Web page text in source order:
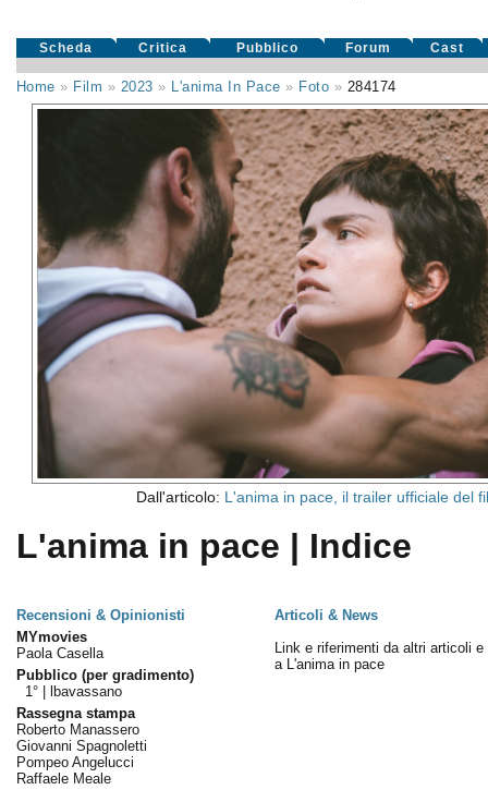
Scheda Critica Pubblico Forum Cast
Home » Film » 2023 » L'anima In Pace » Foto » 284174
Dall'articolo: L'anima in pace, il trailer ufficiale del
L'anima in pace | Indice
Recensioni & Opinionisti
Articoli & News
MYmovies
Paola Casella
Pubblico (per gradimento)
1° |
lbavassano
Rassegna stampa
Roberto Manassero
Giovanni Spagnoletti
Pompeo Angelucci
Raffaele Meale
Link e riferimenti da altri articoli e
a L'anima in pace